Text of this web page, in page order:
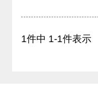
1件中 1-1件表示